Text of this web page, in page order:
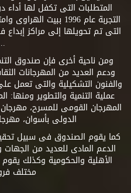
المتطلبات التى تكفل لها
التجربة عام 1996
.
ومن ناحية أخرى فإن صندوق
ودعم العديد من المهرجانات
والفنون التشكيلية والتى تعمل
عملية التنمية والتطوير ومنها:
المهرجان القومى للمسرح،
الدولى بأسوان،
كما يقوم الصندوق فى سبيل
الدعم المادى للعديد من الجهات
الأهلية والحكومية وكذلك
مختلف